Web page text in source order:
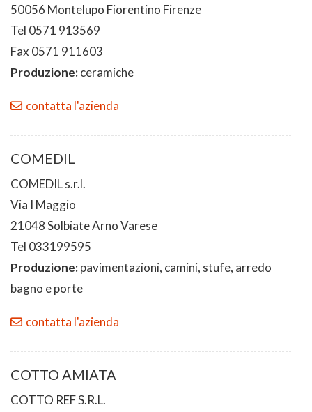
50056 Montelupo Fiorentino Firenze
Tel 0571 913569
Fax 0571 911603
Produzione:ceramiche
contatta l'azienda
COMEDIL
COMEDIL s.r.l.
Via I Maggio
21048 Solbiate Arno Varese
Tel 033199595
Produzione:pavimentazioni, camini, stufe, arredo
bagno e porte
contatta l'azienda
COTTO AMIATA
COTTO REF S.R.L.